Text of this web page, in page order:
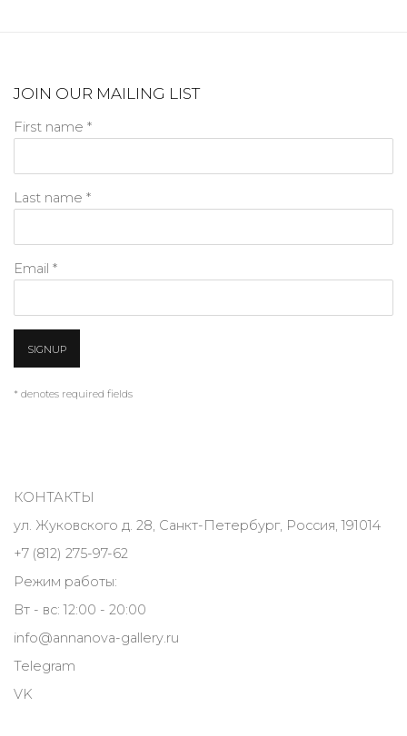
JOIN OUR MAILING LIST
First name *
Last name *
Email *
SIGNUP
* denotes required fields
КОНТАКТЫ
ул. Жуковского д. 28, Санкт-Петербург, Россия, 191014
+7 (812) 275-97-62
Режим работы:
Вт - вс: 12:00 - 20:00
info@annanova-gallery.ru
Telegram
VK